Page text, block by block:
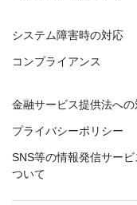
システム障害時の対応
コンプライアンス
金融サービス提供法への
プライバシーポリシー
SNS等の情報発信サービ
ついて